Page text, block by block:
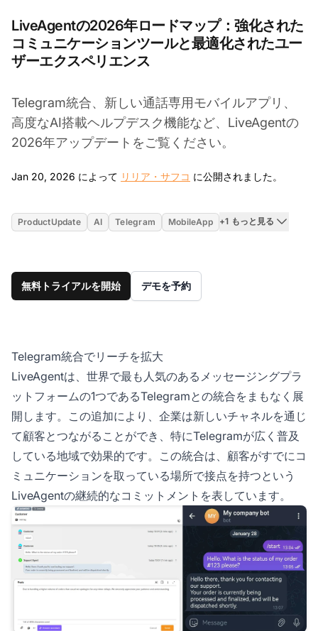
LiveAgentの2026年ロードマップ：強化された
コミュニケーションツールと最適化されたユー
ザーエクスペリエンス
Telegram統合、新しい通話専用モバイルアプリ、
高度なAI搭載ヘルプデスク機能など、LiveAgentの
2026年アップデートをご覧ください。
Jan 20, 2026 によって リリア・サフコ に公開されました。
ProductUpdate AI Telegram MobileApp +1 もっと見る
無料トライアルを開始 デモを予約
Telegram統合でリーチを拡大
LiveAgentは、世界で最も人気のあるメッセージングプラ
ットフォームの1つであるTelegramとの統合をまもなく展
開します。この追加により、企業は新しいチャネルを通じ
て顧客とつながることができ、特にTelegramが広く普及
している地域で効果的です。この統合は、顧客がすでにコ
ミュニケーションを取っている場所で接点を持つという
LiveAgentの継続的なコミットメントを表しています。